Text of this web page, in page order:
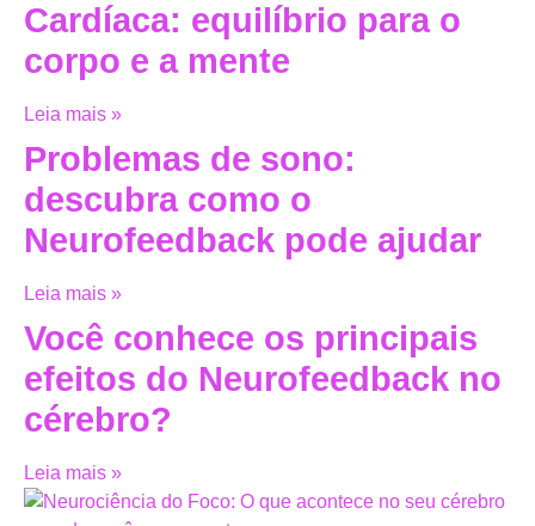
Cardíaca: equilíbrio para o
corpo e a mente
Leia mais »
Problemas de sono:
descubra como o
Neurofeedback pode ajudar
Leia mais »
Você conhece os principais
efeitos do Neurofeedback no
cérebro?
Leia mais »